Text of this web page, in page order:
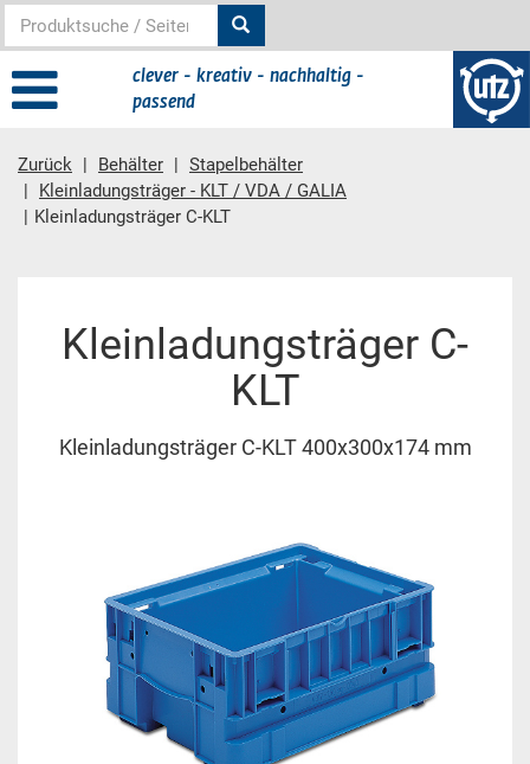
clever - kreativ - nachhaltig -
passend
Zurück Behälter
Stapelbehälter
Kleinladungsträger - KLT / VDA / GALIA
Kleinladungsträger C-KLT
Kleinladungsträger C-
KLT
Kleinladungsträger C-KLT 400x300x174 mm